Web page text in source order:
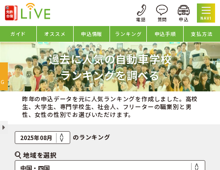
NAVI
ガイド オススメ 申込情報 ランキング 申込手順 支払方法
過去に人気の自動車学校
ランキングを調べる
昨年の申込データを元に人気ランキングを作成しました。高校
生、大学生、専門学校生、社会人、フリーターの職業別と男
性、女性の性別でお選びいただけます。
のランキング
地域を選択